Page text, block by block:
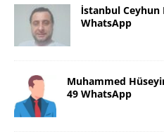
İstanbul Ceyhun
WhatsApp
Muhammed
49 WhatsApp